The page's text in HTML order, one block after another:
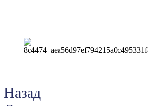
Назад